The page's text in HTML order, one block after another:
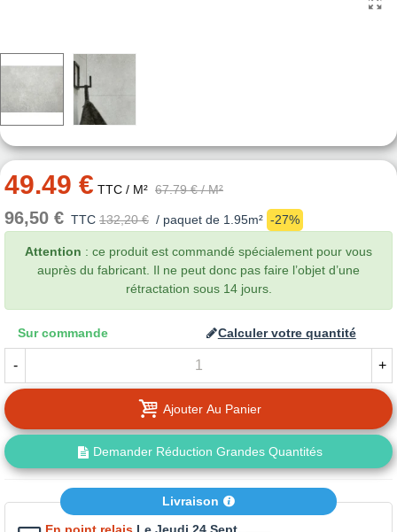
49.49 € TTC / M² 67.79 € / M²
96,50 € TTC 132,20 € / paquet de 1.95m² -27%
Attention : ce produit est commandé spécialement pour vous
auprès du fabricant. Il ne peut donc pas faire l’objet d’une
rétractation sous 14 jours.
Sur commande Calculer votre quantité
- +
Ajouter Au Panier
Demander Réduction Grandes Quantités
Livraison
En point relais Le Jeudi 24 Sept.